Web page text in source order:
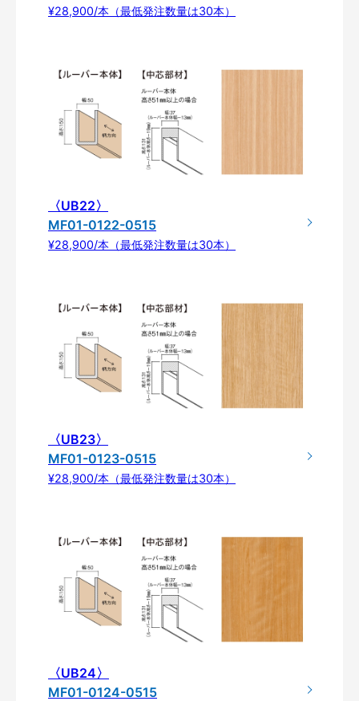
¥28,900/本（最低発注数量は30本）
〈UB22〉
MF01-0122-0515
¥28,900/本（最低発注数量は30本）
〈UB23〉
MF01-0123-0515
¥28,900/本（最低発注数量は30本）
〈UB24〉
MF01-0124-0515